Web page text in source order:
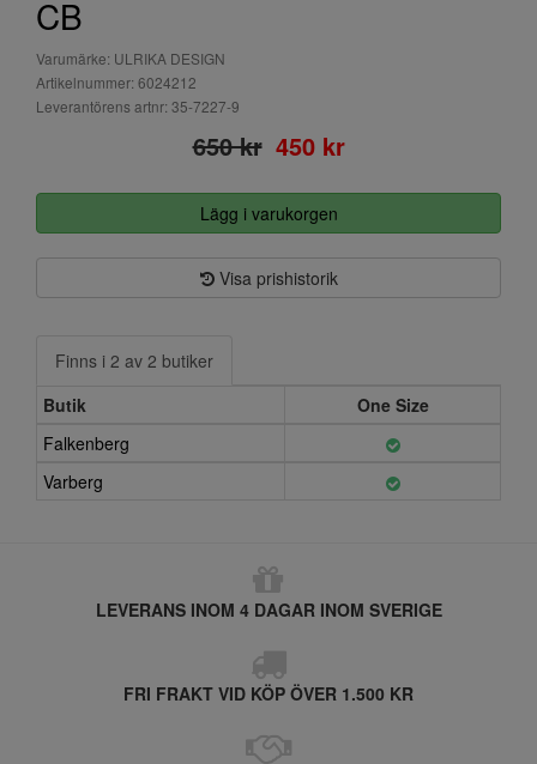
CB
Varumärke: ULRIKA DESIGN
Artikelnummer: 6024212
Leverantörens artnr: 35-7227-9
650 kr 450 kr
Lägg i varukorgen
Visa prishistorik
Finns i 2 av 2 butiker
Butik
One Size
Falkenberg
Varberg
LEVERANS INOM 4 DAGAR INOM SVERIGE
FRI FRAKT VID KÖP ÖVER 1.500 KR